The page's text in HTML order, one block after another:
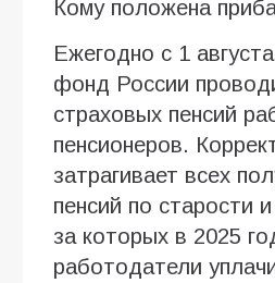
Кому положена
Ежегодно с 1
фонд России
страховых пенсий
пенсионеров.
затрагивает всех
пенсий по старости
за которых в 2025
работодатели